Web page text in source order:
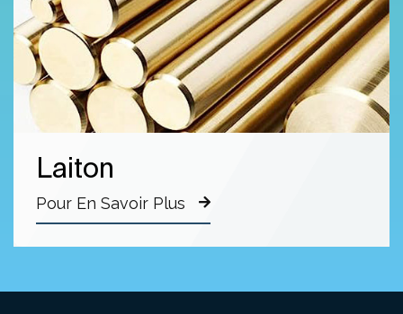
Laiton
Pour En Savoir Plus